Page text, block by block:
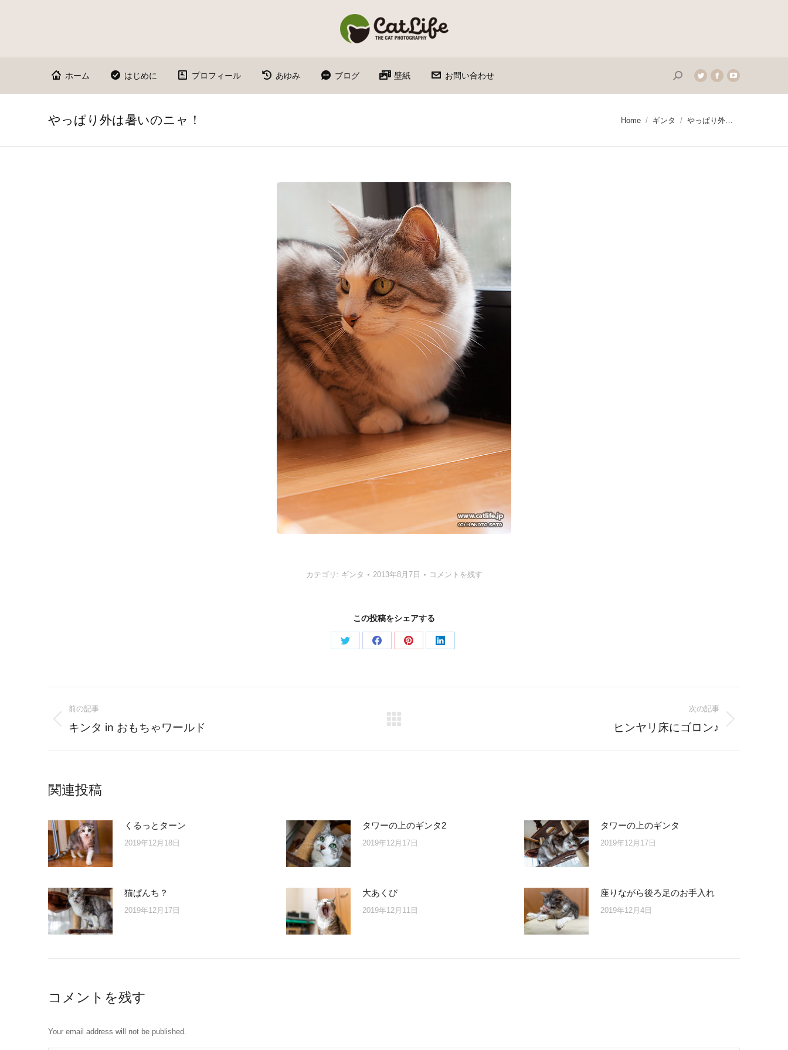
ホーム はじめに プロフィール あゆみ ブログ 壁紙 お問い合わせ Search:Twitter
page
in
window
Facebook
page
in
window
YouTube
page
window
やっぱり外は暑いのニャ！ You are here:
Home ギンタ やっぱり外…
カテゴリ: ギンタ 2013年8月7日 コメントを残す
この投稿をシェアする
Share
Share
Share
Share
navigation
前の記事
Previous
キンタ in おもちゃワールド
次の記事
ヒンヤリ床にゴロン♪
関連投稿
くるっとターン
2019年12月18日
タワーの上のギンタ2
2019年12月17日
タワーの上のギンタ
2019年12月17日
猫ぱんち？
2019年12月17日
大あくび
2019年12月11日
座りながら後ろ足のお手入れ
2019年12月4日
コメントを残す
Your email address will not be published.